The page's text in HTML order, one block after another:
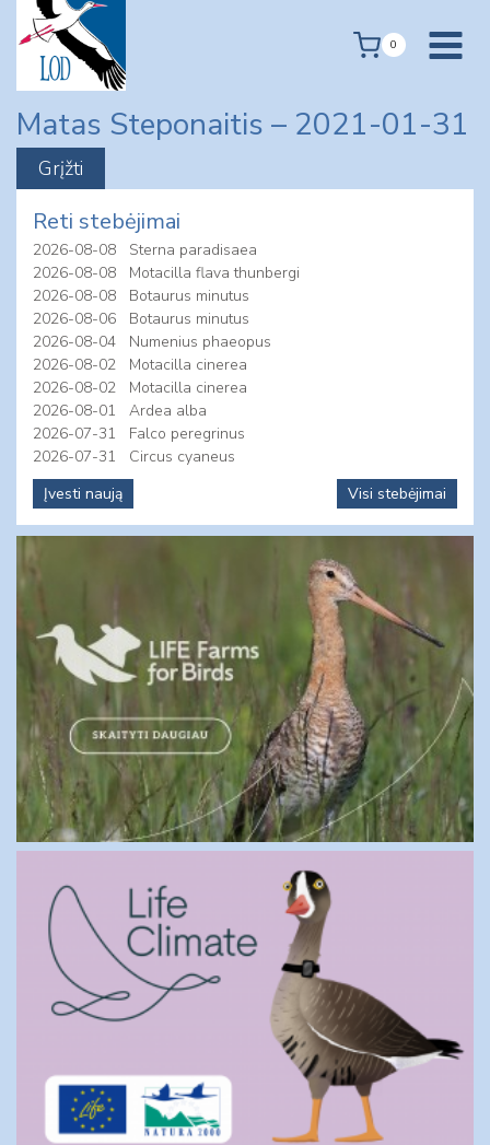
content
0
Matas Steponaitis – 2021-01-31
Reti stebėjimai
2026-08-08
Sterna paradisaea
2026-08-08
Motacilla flava thunbergi
2026-08-08
Botaurus minutus
2026-08-06
Botaurus minutus
2026-08-04
Numenius phaeopus
2026-08-02
Motacilla cinerea
2026-08-02
Motacilla cinerea
2026-08-01
Ardea alba
2026-07-31
Falco peregrinus
2026-07-31
Circus cyaneus
Įvesti naują
Visi stebėjimai